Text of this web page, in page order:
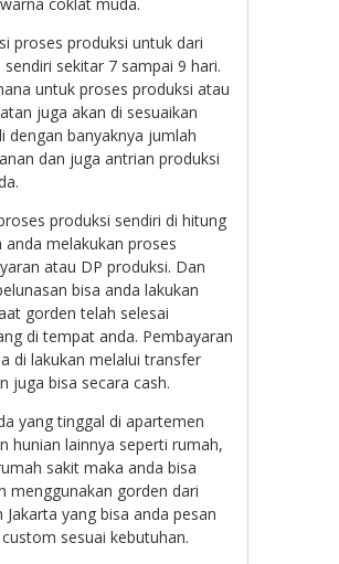
proses produksi untuk dari
sendiri sekitar 7 sampai 9 hari.
untuk proses produksi atau
juga akan di sesuaikan
dengan banyaknya jumlah
dan juga antrian produksi
produksi sendiri di hitung
anda melakukan proses
atau DP produksi. Dan
bisa anda lakukan
gorden telah selesai
di tempat anda. Pembayaran
di lakukan melalui transfer
juga bisa secara cash.
yang tinggal di apartemen
hunian lainnya seperti rumah,
sakit maka anda bisa
menggunakan gorden dari
Jakarta yang bisa anda pesan
sesuai kebutuhan.